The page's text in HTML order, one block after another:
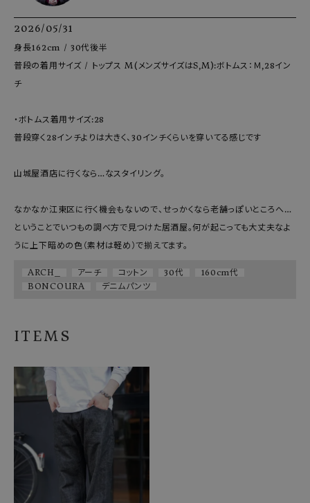
2026/05/31
身長162cm / 30代後半
普段の着用サイズ / トップス M(メンズサイズはS,M):ボトムス：Ｍ,28イン
チ
・ボトムス着用サイズ:28
普段穿く28インチよりは大きく、30インチくらいを穿いてる感じです
山城屋酒店に行くなら…なスタイリング。
なかなか江東区に行く機会もないので、せっかくなら老舗っぽいところへ…
ということでいつもの調べ方で見つけた居酒屋。何が起こっても大丈夫なよ
うに上下暗めの色（素材は軽め）で揃えてます。
ARCH_ アーチ コットン 30代
160cm代
BONCOURA
デニムパンツ
ITEMS